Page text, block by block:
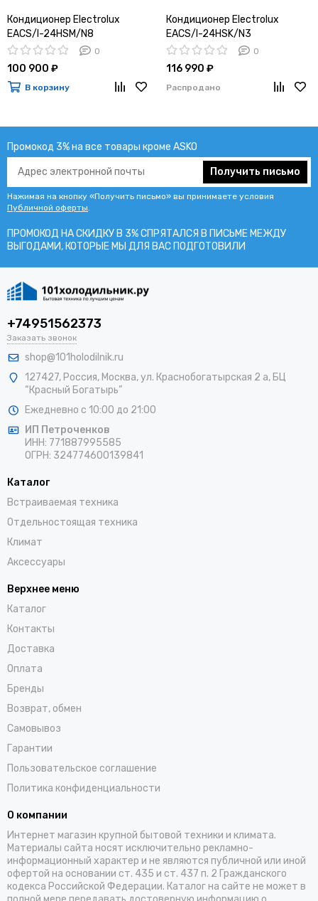
Кондиционер Electrolux
EACS/I-24HSM/N8
0
100 900 ₽
В корзину
Кондиционер Electrolux
EACS/I-24HSK/N3
0
116 990 ₽
Распродано
Промокод 3% на все товары кроме ASKO
Получить письмо
Нажимая на кнопку «Получить письмо» вы принимаете условия
Публичной оферты
ПРОМОКОД НА СКИДКУ В 3% СПРЯТАЛСЯ В ПИCЬМЕ МЕЖДУ
ВЫГОДАМИ, КОТОРЫЕ МЫ ДЛЯ ВАС ПОДГОТОВИЛИ
+74951562373
Заказать звонок
shop@101holodilnik.ru
127427, Россия, Москва,ул. Краснобогатырская 2 а, БЦ
“Красный Богатырь”
Ежедневно с 10:00 до 21:00
ИП Петроченков
ИНН: 771887995585
ОГРН: 324774600139841
Каталог
Встраиваемая техника
Отдельностоящая техника
Климат
Аксессуары
Верхнее меню
Каталог
Контакты
Доставка
Оплата
Бренды
Возврат, обмен
Самовывоз
Гарантии
Пользовательское соглашение
Политика конфиденциальности
О компании
Интернет магазин крупной бытовой техники и климата.
Материалы сайта носят исключительно рекламно-
информационный характер и не являются публичной или иной
офертой на основании ст. 435 и ст. 437 п. 2 Гражданского
кодекса Российской Федерации. Каталог на сайте не может в